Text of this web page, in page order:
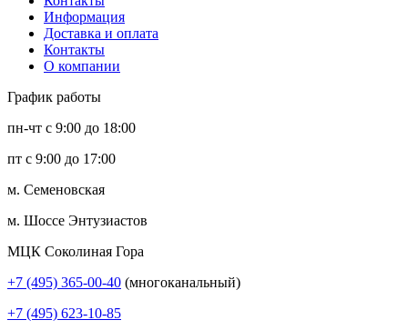
Информация
Доставка и оплата
Контакты
О компании
График работы
пн-чт с 9:00 до 18:00
пт с 9:00 до 17:00
м. Семеновская
м. Шоссе Энтузиастов
МЦК Соколиная Гора
+7 (495) 365-00-40 (многоканальный)
+7 (495) 623-10-85